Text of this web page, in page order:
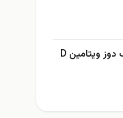
میزان صحیح مصرف دوز ویتامین D